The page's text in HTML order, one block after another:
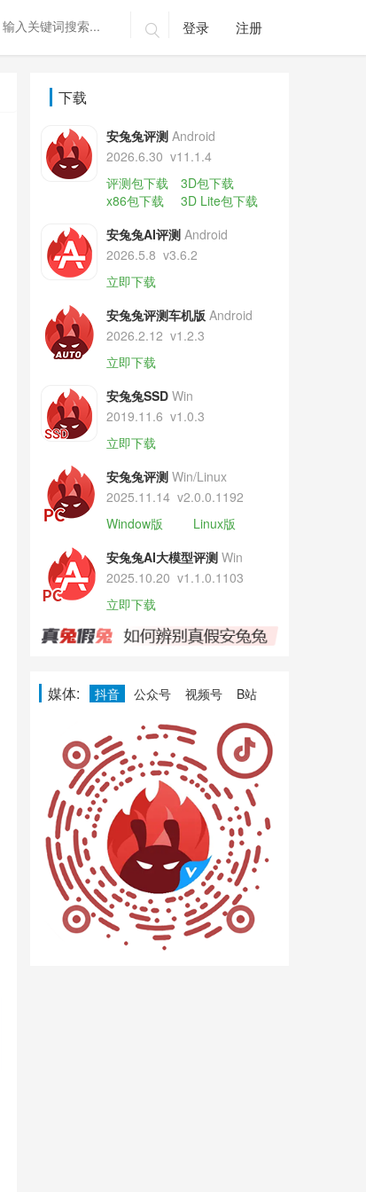
 登录 注册
下载
安兔兔评测 Android
2026.6.30 v11.1.4
评测包下载
3D包下载
x86包下载
3D Lite包下载
安兔兔AI评测 Android
2026.5.8 v3.6.2
立即下载
安兔兔评测车机版 Android
2026.2.12 v1.2.3
立即下载
安兔兔SSD Win
2019.11.6 v1.0.3
立即下载
安兔兔评测 Win/Linux
2025.11.14 v2.0.0.1192
Window版
Linux版
安兔兔AI大模型评测 Win
2025.10.20 v1.1.0.1103
立即下载
媒体: 抖音 公众号 视频号 B站